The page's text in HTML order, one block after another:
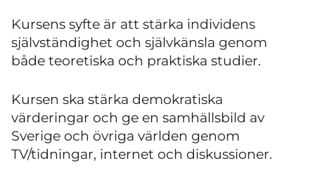
Kursens syfte är att stärka individens
självständighet och självkänsla genom
både teoretiska och praktiska studier.
Kursen ska stärka demokratiska
värderingar och ge en samhällsbild av
Sverige och övriga världen genom
TV/tidningar, internet och diskussioner.